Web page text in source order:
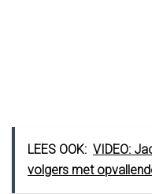
LEES OOK: VIDEO:
volgers met